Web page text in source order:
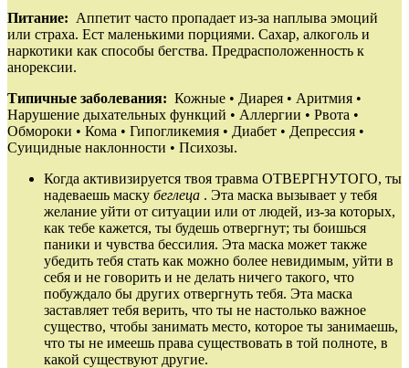
Питание: Аппетит часто пропадает из‑за наплыва эмоций
или страха. Ест маленькими порциями. Сахар, алкоголь и
наркотики как способы бегства. Предрасположенность к
анорексии.
Типичные заболевания: Кожные • Диарея • Аритмия •
Нарушение дыхательных функций • Аллергии • Рвота •
Обмороки • Кома • Гипогликемия • Диабет • Депрессия •
Суицидные наклонности • Психозы.
Когда активизируется твоя травма ОТВЕРГНУТОГО, ты
надеваешь маску беглеца . Эта маска вызывает у тебя
желание уйти от ситуации или от людей, из‑за которых,
как тебе кажется, ты будешь отвергнут; ты боишься
паники и чувства бессилия. Эта маска может также
убедить тебя стать как можно более невидимым, уйти в
себя и не говорить и не делать ничего такого, что
побуждало бы других отвергнуть тебя. Эта маска
заставляет тебя верить, что ты не настолько важное
существо, чтобы занимать место, которое ты занимаешь,
что ты не имеешь права существовать в той полноте, в
какой существуют другие.